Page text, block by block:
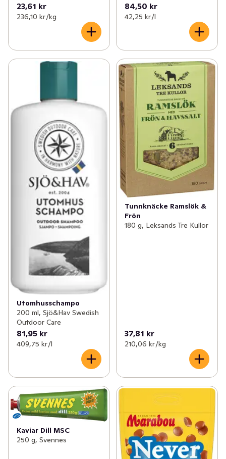
23,61 kr
236,10 kr /kg
84,50 kr
42,25 kr /l
Utomhusschampo
200 ml, Sjö&Hav Swedish
Outdoor Care
81,95 kr
409,75 kr /l
Tunnknäcke Ramslök &
Frön
180 g, Leksands Tre Kullor
37,81 kr
210,06 kr /kg
Kaviar Dill MSC
250 g, Svennes